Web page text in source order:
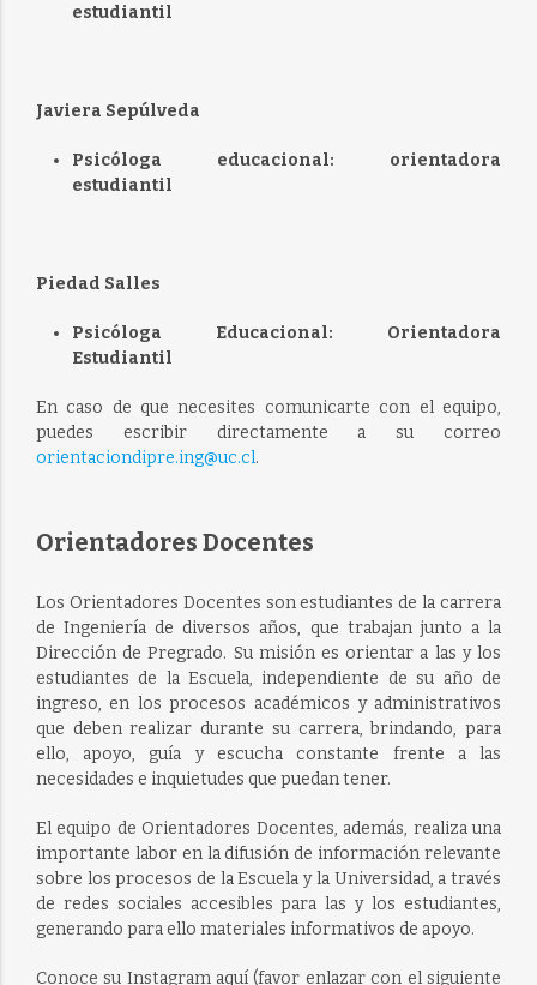
estudiantil
Javiera Sepúlveda
Psicóloga educacional: orientadora
estudiantil
Piedad Salles
Psicóloga Educacional: Orientadora
Estudiantil
En caso de que necesites comunicarte con el equipo,
puedes escribir directamente a su correo
orientaciondipre.ing@uc.cl.
Orientadores Docentes
Los Orientadores Docentes son estudiantes de la carrera
de Ingeniería de diversos años, que trabajan junto a la
Dirección de Pregrado. Su misión es orientar a las y los
estudiantes de la Escuela, independiente de su año de
ingreso, en los procesos académicos y administrativos
que deben realizar durante su carrera, brindando, para
ello, apoyo, guía y escucha constante frente a las
necesidades e inquietudes que puedan tener.
El equipo de Orientadores Docentes, además, realiza una
importante labor en la difusión de información relevante
sobre los procesos de la Escuela y la Universidad, a través
de redes sociales accesibles para las y los estudiantes,
generando para ello materiales informativos de apoyo.
Conoce su Instagram aquí (favor enlazar con el siguiente